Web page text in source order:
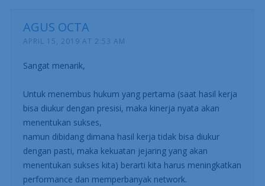
AGUS OCTA
APRIL 15, 2019 AT 2:53 AM
Sangat menarik,
Untuk menembus hukum yang pertama (saat hasil kerja
bisa diukur dengan presisi, maka kinerja nyata akan
menentukan sukses,
namun dibidang dimana hasil kerja tidak bisa diukur
dengan pasti, maka kekuatan jejaring yang akan
menentukan sukses kita) berarti kita harus meningkatkan
performance dan memperbanyak network.